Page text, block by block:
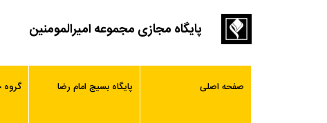
پایگاه مجازی مجموعه امیرالمومنین
صفحه اصلی پایگاه بسیج امام رضا گروه